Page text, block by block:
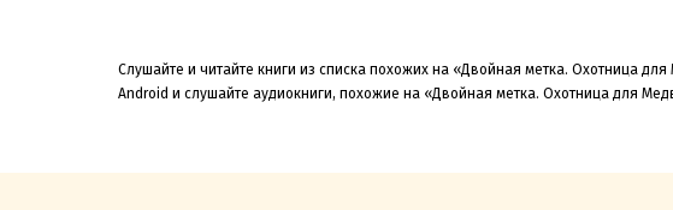
Слушайте и читайте книги из списка похожих на «Двойная метка. Охотница
Android и слушайте аудиокниги, похожие на «Двойная метка. Охотница для